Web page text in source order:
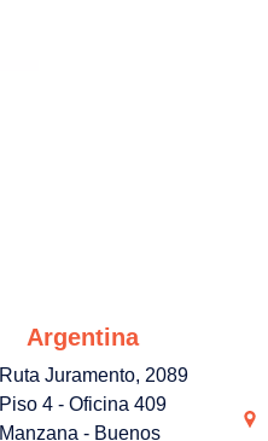
Argentina
Ruta Juramento, 2089
Piso 4 - Oficina 409
Manzana - Buenos